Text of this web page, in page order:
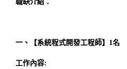
職缺介紹：
一、【系統程式開發工程師】1名
工作內容: